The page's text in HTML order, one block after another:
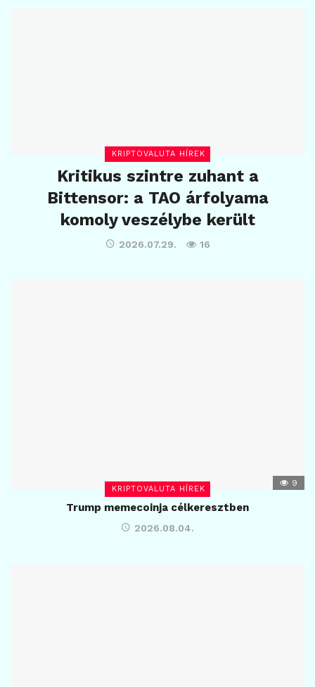
KRIPTOVALUTA HÍREK
Kritikus szintre zuhant a
Bittensor: a TAO árfolyama
komoly veszélybe került
2026.07.29. 16
KRIPTOVALUTA HÍREK
9
Trump memecoinja célkeresztben
2026.08.04.